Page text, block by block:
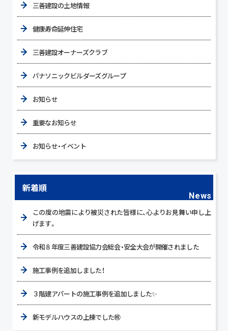
三善建設の土地情報
健康寿命延伸住宅
三善建設オーナーズクラブ
パナソニックビルダーズグループ
お知らせ
重要なお知らせ
お知らせ・イベント
新着順
News
この度の地震により被災された皆様に、心よりお見舞い申し上
げます。
令和８年度三善建設協力会総会・安全大会が開催されました
施工事例を追加しました！
３階建アパートの施工事例を追加しました✨
新モデルハウスの上棟でした㊗